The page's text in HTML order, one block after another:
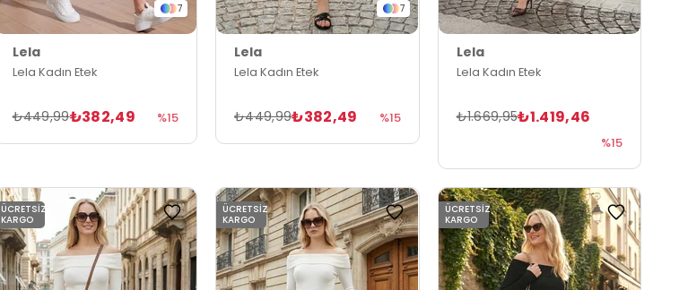
7
Lela
Lela Kadın Etek
₺382,49
₺449,99 %15
7
Lela
Lela Kadın Etek
₺382,49
₺449,99 %15
Lela
Lela Kadın Etek
₺1.419,46
₺1.669,95
%15
ÜCRETSIZ
KARGO
ÜCRETSIZ
KARGO
ÜCRETSIZ
KARGO